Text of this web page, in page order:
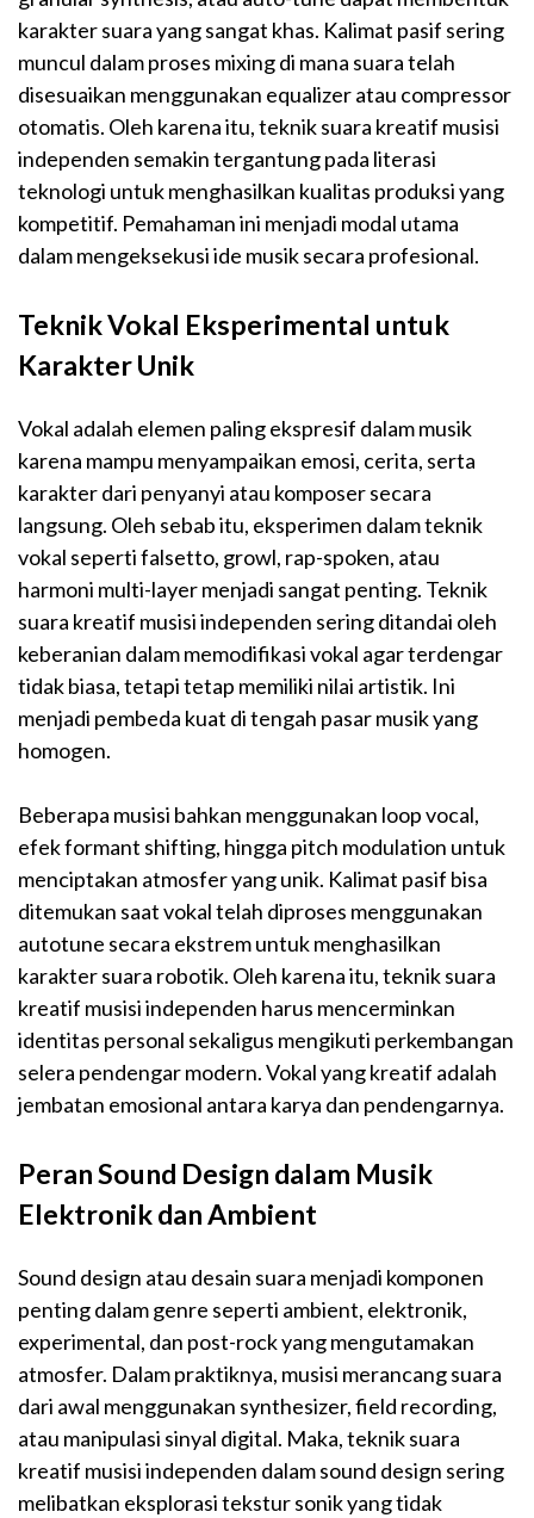
karakter suara yang sangat khas. Kalimat pasif sering
muncul dalam proses mixing di mana suara telah
disesuaikan menggunakan equalizer atau compressor
otomatis. Oleh karena itu, teknik suara kreatif musisi
independen semakin tergantung pada literasi
teknologi untuk menghasilkan kualitas produksi yang
kompetitif. Pemahaman ini menjadi modal utama
dalam mengeksekusi ide musik secara profesional.
Teknik Vokal Eksperimental untuk
Karakter Unik
Vokal adalah elemen paling ekspresif dalam musik
karena mampu menyampaikan emosi, cerita, serta
karakter dari penyanyi atau komposer secara
langsung. Oleh sebab itu, eksperimen dalam teknik
vokal seperti falsetto, growl, rap-spoken, atau
harmoni multi-layer menjadi sangat penting. Teknik
suara kreatif musisi independen sering ditandai oleh
keberanian dalam memodifikasi vokal agar terdengar
tidak biasa, tetapi tetap memiliki nilai artistik. Ini
menjadi pembeda kuat di tengah pasar musik yang
homogen.
Beberapa musisi bahkan menggunakan loop vocal,
efek formant shifting, hingga pitch modulation untuk
menciptakan atmosfer yang unik. Kalimat pasif bisa
ditemukan saat vokal telah diproses menggunakan
autotune secara ekstrem untuk menghasilkan
karakter suara robotik. Oleh karena itu, teknik suara
kreatif musisi independen harus mencerminkan
identitas personal sekaligus mengikuti perkembangan
selera pendengar modern. Vokal yang kreatif adalah
jembatan emosional antara karya dan pendengarnya.
Peran Sound Design dalam Musik
Elektronik dan Ambient
Sound design atau desain suara menjadi komponen
penting dalam genre seperti ambient, elektronik,
experimental, dan post-rock yang mengutamakan
atmosfer. Dalam praktiknya, musisi merancang suara
dari awal menggunakan synthesizer, field recording,
atau manipulasi sinyal digital. Maka, teknik suara
kreatif musisi independen dalam sound design sering
melibatkan eksplorasi tekstur sonik yang tidak